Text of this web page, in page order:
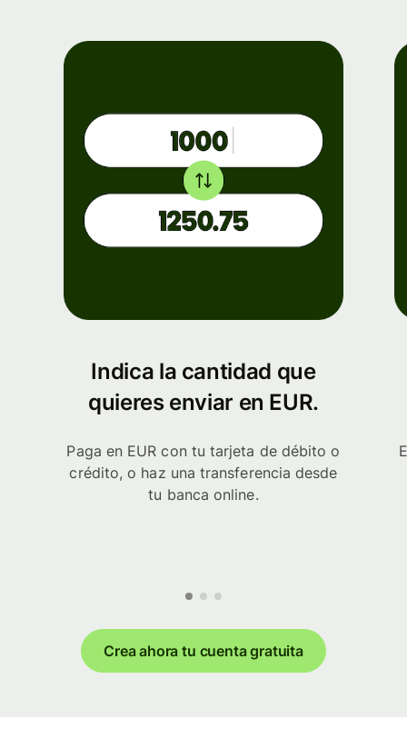
Indica la cantidad que
quieres enviar en EUR.
Paga en EUR con tu tarjeta de débito o
crédito, o haz una transferencia desde
tu banca online.
Crea ahora tu cuenta gratuita